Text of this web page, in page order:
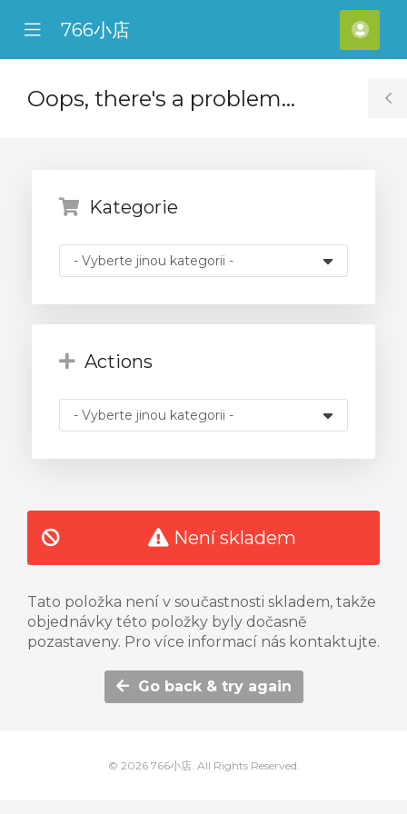
Mobile
Menu
766小店
Účet
Oops, there's a problem...
Kategorie
Actions
Není skladem
Tato položka není v součastnosti skladem, takže
objednávky této položky byly dočasně
pozastaveny. Pro více informací nás kontaktujte.
Go back & try again
© 2026 766小店. All Rights Reserved.